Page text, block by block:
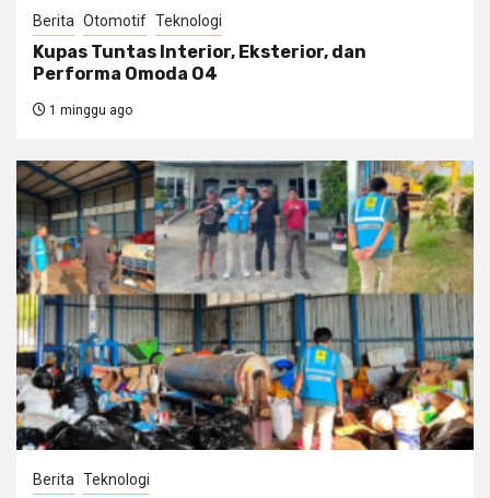
Berita Otomotif Teknologi
Kupas Tuntas Interior, Eksterior, dan
Performa Omoda O4
1 minggu ago
Berita Teknologi